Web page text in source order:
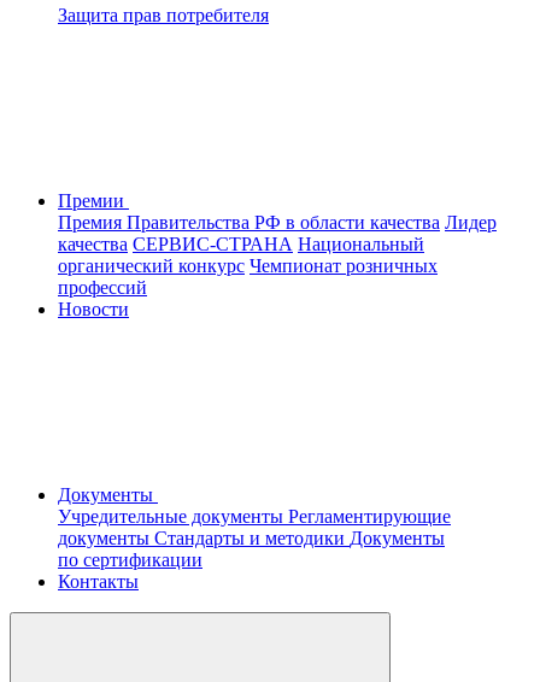
Защита прав потребителя
Премии
Премия Правительства РФ в области качества Лидер
качества СЕРВИС-СТРАНА Национальный
органический конкурс Чемпионат розничных
профессий
Новости
Документы
Учредительные документы Регламентирующие
документы Стандарты и методики Документы
по сертификации
Контакты